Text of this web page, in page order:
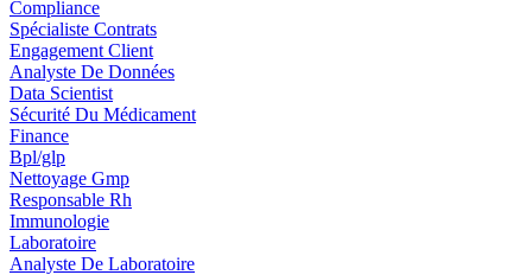
Compliance
Spécialiste Contrats
Engagement Client
Analyste De Données
Data Scientist
Sécurité Du Médicament
Finance
Bpl/glp
Nettoyage Gmp
Responsable Rh
Immunologie
Laboratoire
Analyste De Laboratoire